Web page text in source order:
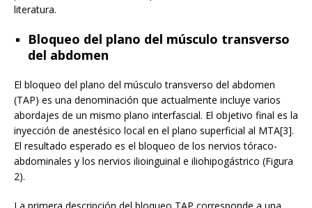
literatura.
Bloqueo del plano del músculo transverso
del abdomen
El bloqueo del plano del músculo transverso del abdomen
(TAP) es una denominación que actualmente incluye varios
abordajes de un mismo plano interfascial. El objetivo final es la
inyección de anestésico local en el plano superficial al MTA[3].
El resultado esperado es el bloqueo de los nervios tóraco-
abdominales y los nervios ilioinguinal e iliohipogástrico (Figura
2).